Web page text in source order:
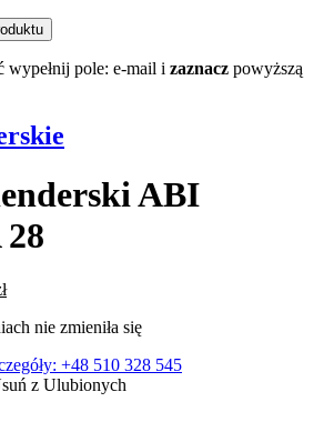
wypełnij pole: e-mail i zaznacz powyższą
ABI
Aktualna
wynosi:
nie zmieniła się
+48 510 328 545
z Ulubionych